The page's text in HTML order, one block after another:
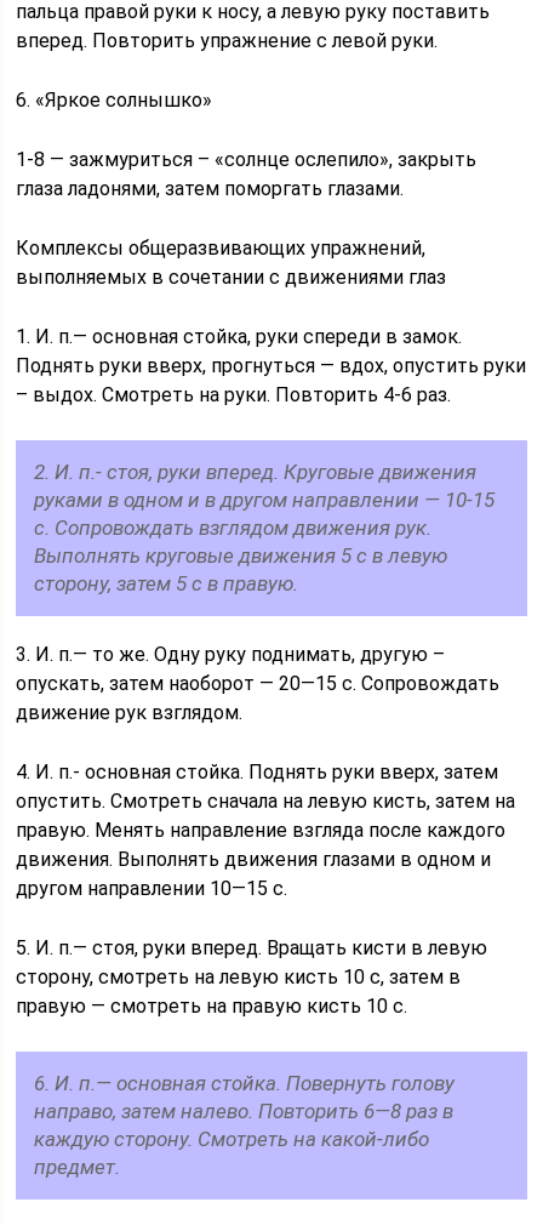
пальца правой руки к носу, а левую руку поставить
вперед. Повторить упражнение с левой руки.
6. «Яркое солнышко»
1-8 — зажмуриться – «солнце ослепило», закрыть
глаза ладонями, затем поморгать глазами.
Комплексы общеразвивающих упражнений,
выполняемых в сочетании с движениями глаз
1. И. п.— основная стойка, руки спереди в замок.
Поднять руки вверх, прогнуться — вдох, опустить руки
– выдох. Смотреть на руки. Повторить 4-6 раз.
2. И. п.- стоя, руки вперед. Круговые движения
руками в одном и в другом направлении — 10-15
с. Сопровождать взглядом движения рук.
Выполнять круговые движения 5 с в левую
сторону, затем 5 с в правую.
3. И. п.— то же. Одну руку поднимать, другую –
опускать, затем наоборот — 20—15 с. Сопровождать
движение рук взглядом.
4. И. п.- основная стойка. Поднять руки вверх, затем
опустить. Смотреть сначала на левую кисть, затем на
правую. Менять направление взгляда после каждого
движения. Выполнять движения глазами в одном и
другом направлении 10—15 с.
5. И. п.— стоя, руки вперед. Вращать кисти в левую
сторону, смотреть на левую кисть 10 с, затем в
правую — смотреть на правую кисть 10 с.
6. И. п.— основная стойка. Повернуть голову
направо, затем налево. Повторить 6—8 раз в
каждую сторону. Смотреть на какой-либо
предмет.